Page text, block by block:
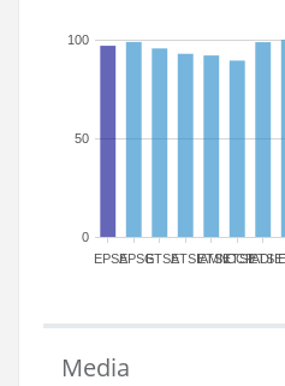
EPSAEPSGETSAETSIAMN
ETSICCP
ETSIADI
ETSIE
0
50
100
Media